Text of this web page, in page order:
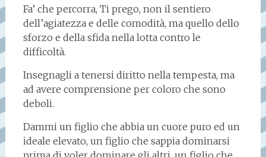
Fa’ che percorra, Ti prego, non il sentiero
dell’agiatezza e delle comodità, ma quello dello
sforzo e della sfida nella lotta contro le
difficoltà.
Insegnagli a tenersi diritto nella tempesta, ma
ad avere comprensione per coloro che sono
deboli.
Dammi un figlio che abbia un cuore puro ed un
ideale elevato, un figlio che sappia dominarsi